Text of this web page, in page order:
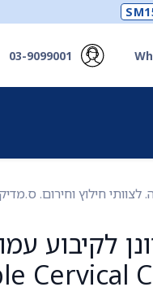
03-9099001
לקיבוע